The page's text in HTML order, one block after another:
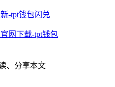
-tpt钱包闪兑
网下载-tpt钱包
、分享本文